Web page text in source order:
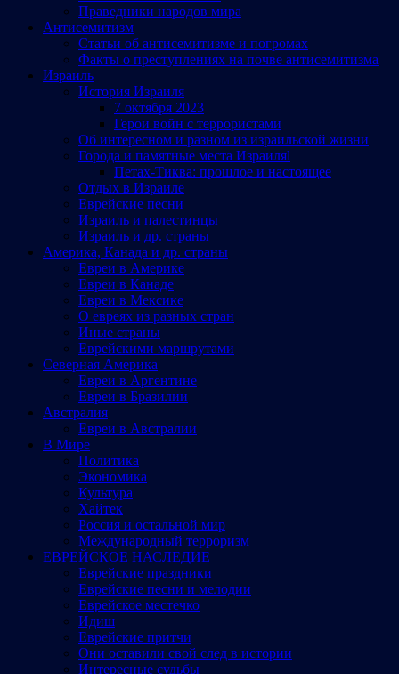
Праведники народов мира
Антисемитизм
Статьи об антисемитизме и погромах
Факты о преступлениях на почве антисемитизма
Израиль
История Израиля
7 октября 2023
Герои войн с террористами
Об интересном и разном из израильской жизни
Города и памятные места Израиляl
Петах-Тиква: прошлое и настоящее
Отдых в Израиле
Еврейские песни
Израиль и палестинцы
Израиль и др. страны
Америка, Канада и др. страны
Евреи в Америке
Евреи в Канаде
Евреи в Мексике
О евреях из разных стран
Иные страны
Еврейскими маршрутами
Северная Америка
Евреи в Аргентине
Евреи в Бразилии
Австралия
Евреи в Австралии
В Мире
Политика
Экономика
Культура
Хайтек
Россия и остальной мир
Международный терроризм
ЕВРЕЙСКОЕ НАСЛЕДИЕ
Еврейские праздники
Еврейские песни и мелодии
Еврейское местечко
Идиш
Еврейские притчи
Они оставили свой след в истории
Интересные судьбы